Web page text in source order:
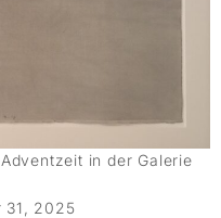
in der Galerie
31, 2025